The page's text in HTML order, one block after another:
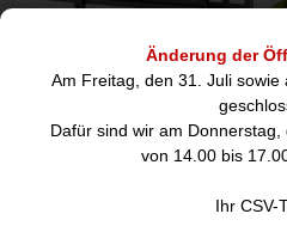
Änderung der
Am Freitag, den 31. Juli sowie
Dafür sind wir am
von 14.00 bis
Ihr CSV-
TV-Wandhalterung Basic TILT
€